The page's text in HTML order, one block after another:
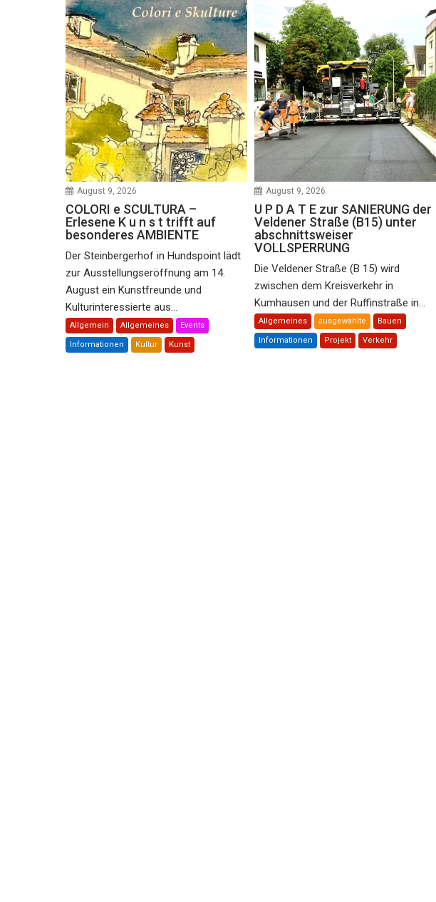
August 9, 2026
COLORI e SCULTURA –
Erlesene K u n s t trifft auf
besonderes AMBIENTE
Der Steinbergerhof in Hundspoint lädt
zur Ausstellungseröffnung am 14.
August ein Kunstfreunde und
Kulturinteressierte aus...
Allgemein Allgemeines Events
Informationen Kultur Kunst
August 9, 2026
U P D A T E zur SANIERUNG der
Veldener Straße (B15) unter
abschnittsweiser
VOLLSPERRUNG
Die Veldener Straße (B 15) wird
zwischen dem Kreisverkehr in
Kumhausen und der Ruffinstraße in...
Allgemeines ausgewählte Bauen
Informationen Projekt Verkehr